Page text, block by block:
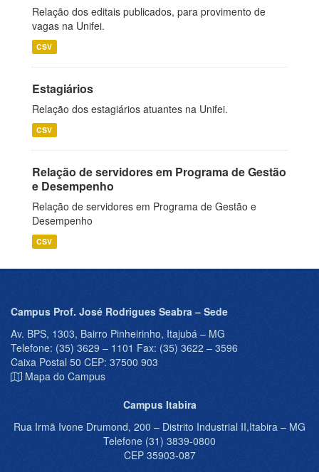
Relação dos editais publicados, para provimento de
vagas na Unifei.
CSV
Estagiários
Relação dos estagiários atuantes na Unifei.
CSV
Relação de servidores em Programa de Gestão
e Desempenho
Relação de servidores em Programa de Gestão e
Desempenho
CSV
Campus Prof. José Rodrigues Seabra – Sede
Av. BPS, 1303, Bairro Pinheirinho, Itajubá – MG
Telefone: (35) 3629 – 1101 Fax: (35) 3622 – 3596
Caixa Postal 50 CEP: 37500 903
Mapa do Campus
Campus Itabira
Rua Irmã Ivone Drumond, 200 – Distrito Industrial II,Itabira – MG
Telefone (31) 3839-0800
CEP 35903-087